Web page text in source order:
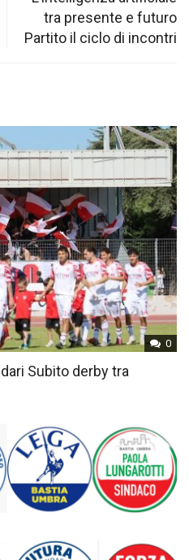
tra presente e futuro
Partito il ciclo di incontri
0
Subito derby tra